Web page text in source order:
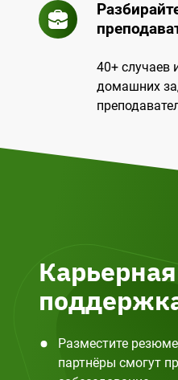
40+ случаев
домашних
Карьерная
Разместите
партнёры смогут